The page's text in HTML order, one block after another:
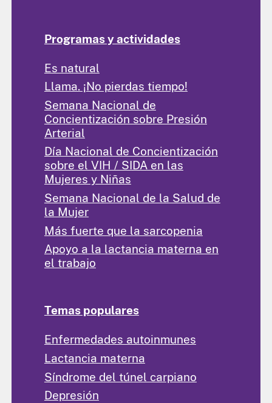
Programas y actividades
Es natural
Llama. ¡No pierdas tiempo!
Semana Nacional de
Concientización sobre Presión
Arterial
Día Nacional de Concientización
sobre el VIH / SIDA en las
Mujeres y Niñas
Semana Nacional de la Salud de
la Mujer
Más fuerte que la sarcopenia
Apoyo a la lactancia materna en
el trabajo
Temas populares
Enfermedades autoinmunes
Lactancia materna
Síndrome del túnel carpiano
Depresión